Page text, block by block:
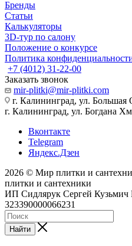
Бренды
Статьи
Калькуляторы
3D-тур по салону
Положение о конкурсе
Политика
+7 (4012) 31-22-00
Заказать звонок
mir-plitki@mir-plitki.com
г. Калининград, ул. Большая
г. Калининград, ул. Богдана
Вконтакте
Telegram
Яндекс.Дзен
2026 © Мир плитки и
плитки и сантехники
ИП Сидлярук Сергей
323390000066231
Найти